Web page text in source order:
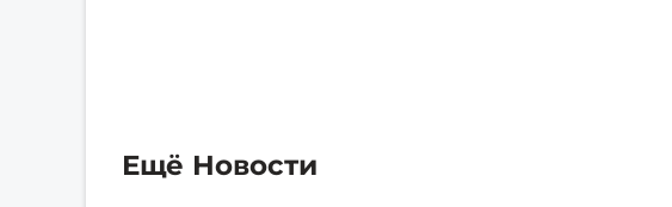
Ещё Новости